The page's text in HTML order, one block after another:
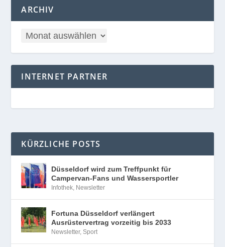
ARCHIV
INTERNET PARTNER
KÜRZLICHE POSTS
Düsseldorf wird zum Treffpunkt für
Campervan-Fans und Wassersportler
Infothek, Newsletter
Fortuna Düsseldorf verlängert
Ausrüstervertrag vorzeitig bis 2033
Newsletter,Sport